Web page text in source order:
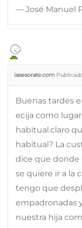
— José Manuel
iasesorate.com
Buenas tardes
ecija como
habitual.claro
habitual? La
dice que donde
se quiere ir a la
tengo que
empadronadas
nuestra hija